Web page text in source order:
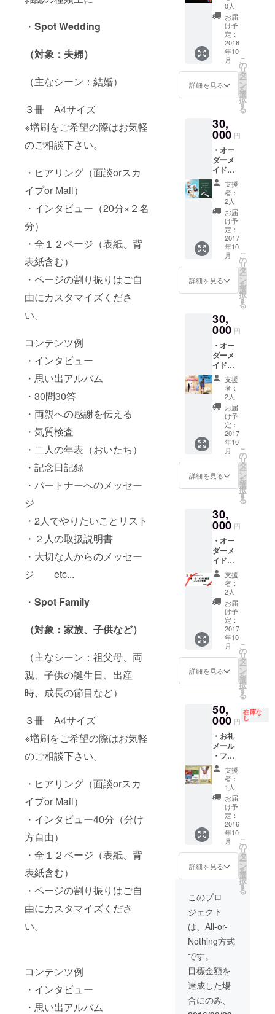
・ Spot Wedding
（対象：夫婦）
（主なシーン：結婚）
３冊 A4サイズ
※増刷をご希望の際はお気軽
のご相談下さい。
・ヒアリング（面談orスカ
イプor Mail）
・インタビュー（20分×２名
分）
・全１２ページ（表紙、背
表紙含む）
・ページの割り振りはご自
由にカスタマイズくださ
い。
コンテンツ例
・インタビュー
・思い出アルバム
・30問30答
・両親への感謝を伝える
・気質検査
・二人の年表（おいたち）
・記念日記録
・パートナーへのメッセー
ジ
・2人でやりたいことリスト
・２人の取扱説明書
・大切な人からのメッセー
ジ etc...
・ Spot Family
（対象：家族、子供など）
（主なシーン：祖父母、両
親、子供の誕生日、出産
時、成長の節目など）
３冊 A4サイズ
※増刷をご希望の際はお気軽
のご相談下さい。
・ヒアリング（面談orスカ
イプor Mail）
・インタビュー40分（分け
方自由）
・全１２ページ（表紙、背
表紙含む）
・ページの割り振りはご自
由にカスタマイズくださ
い。
コンテンツ例
・インタビュー
・思い出アルバム
スポボ
イス
テッ
カー&缶
バッチ
・Spot
Voiceイ
ベント
（都内
名様
分）
１ペー
ジのう
ち1/6を
自分の
スペー
スとし
て載せ
れる権
利 ※画
ます。
実際の
は異な
ること
がござ
います
ので、
ご了承
くださ
い。
パー
（３名
のアー
ティス
トイン
ビュー
を記載
予定
で、表
からラ
ンダム
でお届
けしま
す） ・
Spot
Voiceイ
ベント
（都内
近郊）
ブース
出店券
（関係
者２名
様まで
入場無
料） ・
「協力
者」に
法人、
店舗名
記載又
はフ
リー
ペー
パー内
に大切
な人へ
の感謝
の言葉
やメッ
セージ
を記載
（140文
0人
お届
け予
定：
2016
年10
月
詳細を見る
こ
の
リ
タ
ー
ン
を
選
択
す
る
30,
000 円
・オー
ダーメ
イド雑
誌制作
サービ
ス利用
権
（39,00
0円相当
のプラ
ン）※発
行日か
ら１年
間有効
・Spot
Voiceイ
（都内
近郊）
ご招待
券（２
名様
分） ※
東京都
内以外
でご利
用の方
Skype
でのイ
ンタ
ビュー
又はご
希望で
頂き、
訪問さ
きま
す。
支援
者：
2人
お届
け予
定：
2017
年10
月
詳細を見る
こ
の
リ
タ
ー
ン
を
選
択
す
る
30,
000 円
・オー
ダーメ
イド雑
誌制作
サービ
ス利用
権
（39,00
0円相当
のプラ
ン）※発
行日か
ら１年
間有効
・フ
パー
（３名
のアー
ティス
トイン
タ
ビュー
を記載
予定
で、表
紙は全
３種類
からラ
ンダム
でお届
けしま
す） ・
「協力
者」に
法人、
店舗名
記載又
はフ
リー
ペー
パー内
に大切
な人へ
の感謝
の言葉
やメッ
セージ
を記載
（140文
内） ・
イス
テッ
カー&缶
バッチ
内以外
でご利
用の方
Skype
支援
者：
2人
お届
け予
定：
2017
年10
月
詳細を見る
こ
の
リ
タ
ー
ン
を
選
択
す
る
30,
000 円
・オー
ダーメ
イド雑
誌制作
サービ
ス プレ
ゼント
券※発行
日から
１年間
有効
オー
ダーメ
イド雑
誌を制
大切な
友人な
どにプ
レゼン
トする
権利。
・フ
リー
ペー
パー
（３名
のアー
ティス
トイン
ビュー
を記載
紙は全
からラ
ンダム
けしま
ペー
パー
「協力
者」に
支援
者：
2人
お届
け予
定：
2017
年10
月
詳細を見る
こ
の
リ
タ
ー
ン
を
選
択
す
る
50,
000 円
在庫な
し
・お礼
メール
・フ
リー
ペー
パー
（３名
のアー
ティス
トイン
ビュー
を記載
予定
で、表
３種類
からラ
ンダム
でお届
けしま
す） ・
パーの
１ペー
ジを自
分のス
ペース
支援
者：
1人
お届
け予
定：
2016
年10
月
詳細を見る
こ
の
リ
タ
ー
ン
を
選
択
す
る
このプロ
ジェクト
は、All-or-
Nothing方式
です。
目標金額を
達成した場
合にのみ、